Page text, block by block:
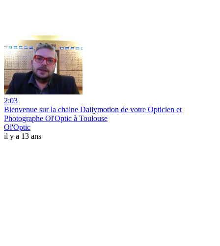
2:03
Bienvenue sur la chaine Dailymotion de votre Opticien et
Photographe Ol'Optic à Toulouse
Ol'Optic
il y a 13 ans